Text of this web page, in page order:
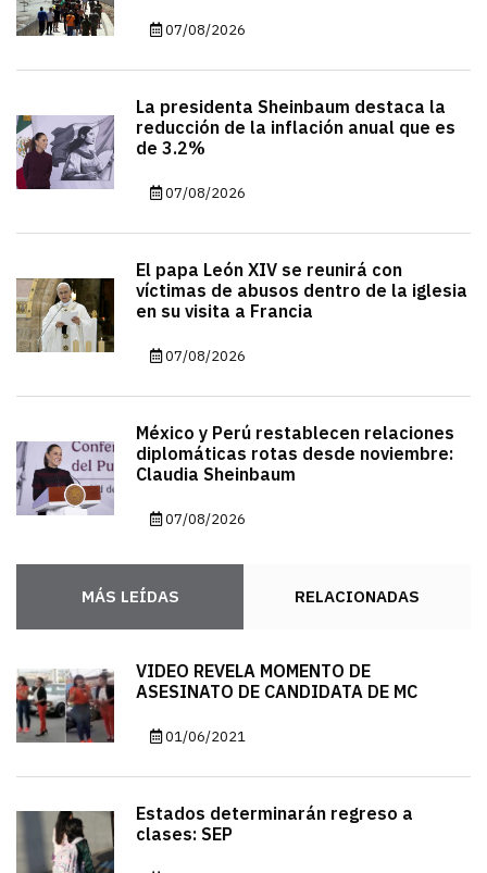
07/08/2026
La presidenta Sheinbaum destaca la
reducción de la inflación anual que es
de 3.2%
07/08/2026
El papa León XIV se reunirá con
víctimas de abusos dentro de la iglesia
en su visita a Francia
07/08/2026
México y Perú restablecen relaciones
diplomáticas rotas desde noviembre:
Claudia Sheinbaum
07/08/2026
MÁS LEÍDAS RELACIONADAS
VIDEO REVELA MOMENTO DE
ASESINATO DE CANDIDATA DE MC
01/06/2021
Estados determinarán regreso a
clases: SEP